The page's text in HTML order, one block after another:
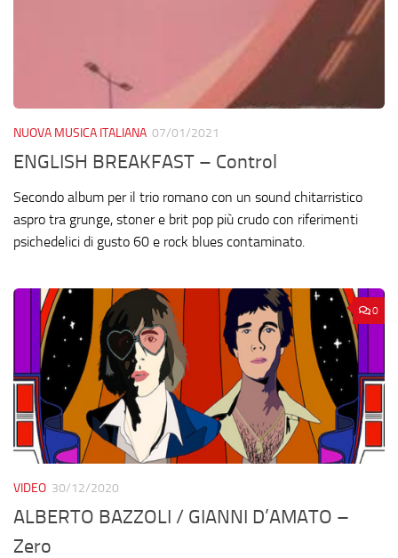
NUOVA MUSICA ITALIANA 07/01/2021
ENGLISH BREAKFAST – Control
Secondo album per il trio romano con un sound chitarristico
aspro tra grunge, stoner e brit pop più crudo con riferimenti
psichedelici di gusto 60 e rock blues contaminato.
0
VIDEO 30/12/2020
ALBERTO BAZZOLI / GIANNI D’AMATO –
Zero